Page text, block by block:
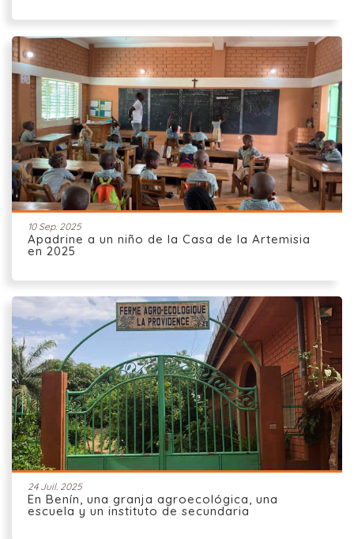
10 Sep. 2025
Apadrine a un niño de la Casa de la Artemisia
en 2025
24 Juil. 2025
En Benín, una granja agroecológica, una
escuela y un instituto de secundaria